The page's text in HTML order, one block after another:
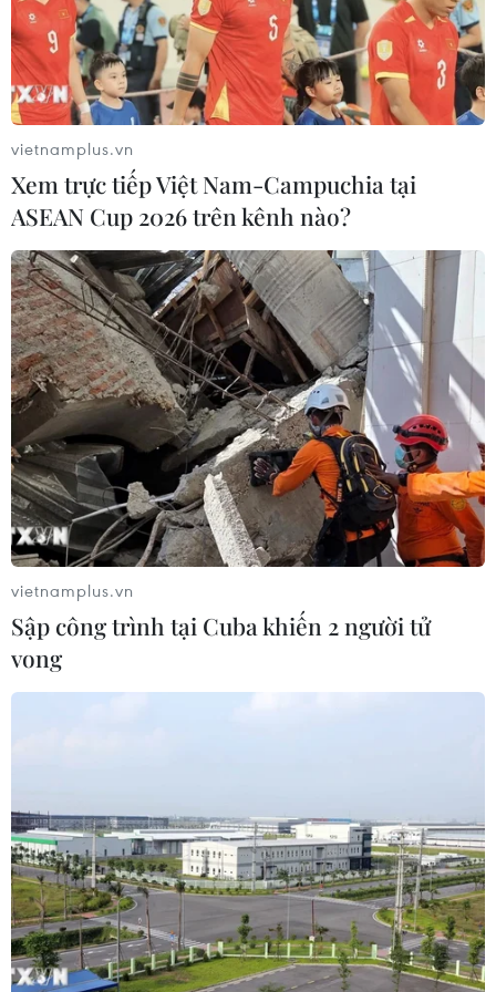
Hàn Quốc: Thành phố Daegu trong tình
trạng báo động do COVID-19
20/02/2020 14:57
Thành phố Daegu của Hàn Quốc đang được đặt trong
tình trạng báo động vì số người bị dương tính với
COVID-19 tăng vọt trong những ngày gần đây.
Hàn Quốc và Trung Quốc hợp tác khống
vietnamplus.vn
Xem trực tiếp Việt Nam-Campuchia tại
ASEAN Cup 2026 trên kênh nào?
vietnamplus.vn
Sập công trình tại Cuba khiến 2 người tử
vong